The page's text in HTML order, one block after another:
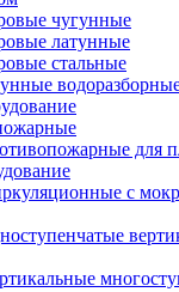
чугунные
латунные
стальные
для
с